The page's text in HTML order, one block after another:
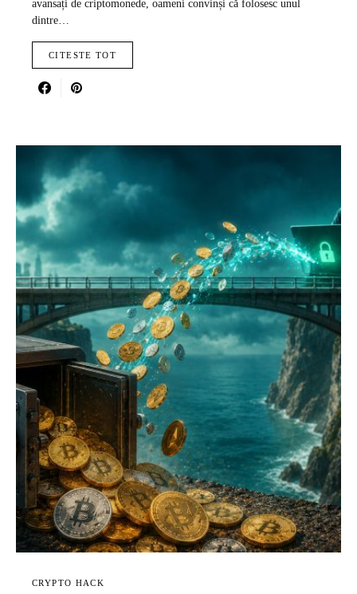
avansați de criptomonede, oameni convinși că folosesc unul
dintre…
CITESTE TOT
CRYPTO HACK